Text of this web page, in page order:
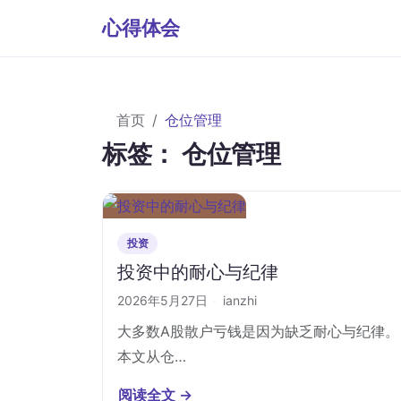
心得体会
首页 仓位管理
标签： 仓位管理
投资
投资中的耐心与纪律
2026年5月27日 ianzhi
大多数A股散户亏钱是因为缺乏耐心与纪律。
本文从仓…
阅读全文 →